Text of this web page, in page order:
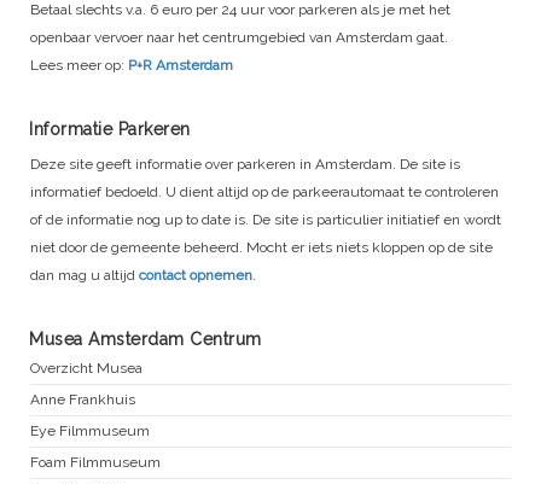
Betaal slechts v.a. 6 euro per 24 uur voor parkeren als je met het
openbaar vervoer naar het centrumgebied van Amsterdam gaat.
Lees meer op: P+R Amsterdam
Informatie Parkeren
Deze site geeft informatie over parkeren in Amsterdam. De site is
informatief bedoeld. U dient altijd op de parkeerautomaat te controleren
of de informatie nog up to date is. De site is particulier initiatief en wordt
niet door de gemeente beheerd. Mocht er iets niets kloppen op de site
dan mag u altijd contact opnemen.
Musea Amsterdam Centrum
Overzicht Musea
Anne Frankhuis
Eye Filmmuseum
Foam Filmmuseum